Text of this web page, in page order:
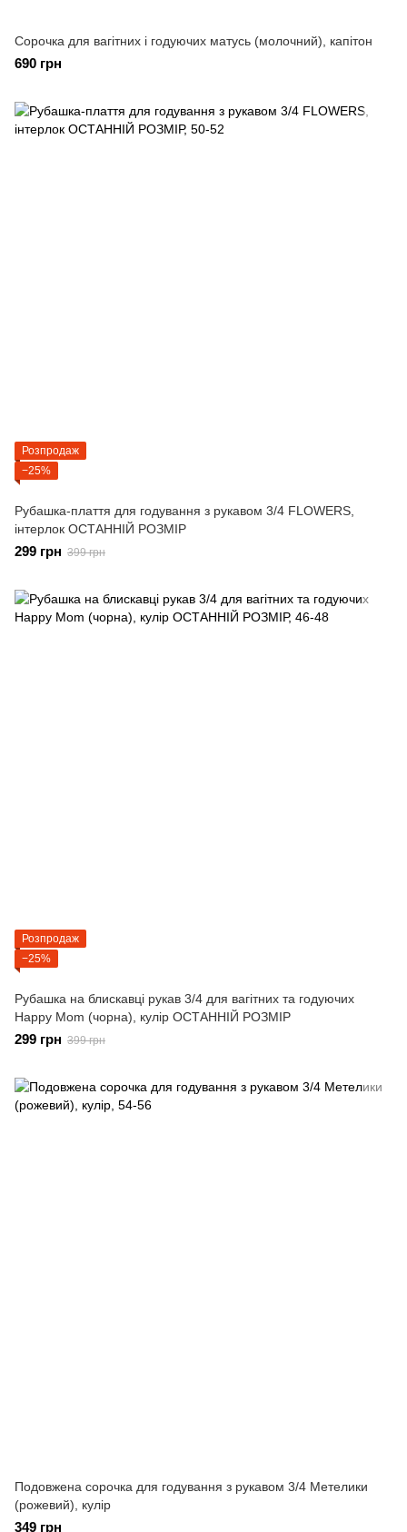
Сорочка для вагітних і годуючих матусь (молочний), капітон
690 грн
Розпродаж
−25%
Рубашка-плаття для годування з рукавом 3/4 FLOWERS,
інтерлок ОСТАННІЙ РОЗМІР
299 грн 399 грн
Розпродаж
−25%
Рубашка на блискавці рукав 3/4 для вагітних та годуючих
Happy Mom (чорна), кулір ОСТАННІЙ РОЗМІР
299 грн 399 грн
Подовжена сорочка для годування з рукавом 3/4 Метелики
(рожевий), кулір
349 грн